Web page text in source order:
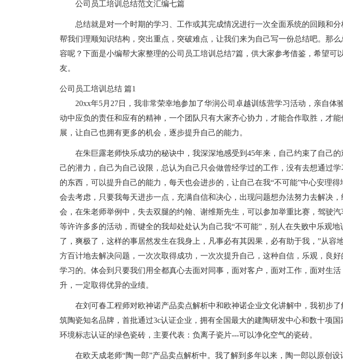
公司员工培训总结范文汇编七篇
总结就是对一个时期的学习、工作或其完成情况进行一次全面系统的回顾和
帮我们理顺知识结构，突出重点，突破难点，让我们来为自己写一份总结吧。那
容呢？下面是小编帮大家整理的公司员工培训总结7篇，供大家参考借鉴，希望可
友。
公司员工培训总结 篇1
20xx年5月27日，我非常荣幸地参加了华润公司卓越训练营学习活动，亲自体
动中应负的责任和应有的精神，一个团队只有大家齐心协力，才能合作取胜，才
展，让自己也拥有更多的机会，逐步提升自己的能力。
在朱巨露老师快乐成功的秘诀中，我深深地感受到45年来，自己约束了自己
己的潜力，自己为自己设限，总认为自己只会做曾经学过的工作，没有去想通过
的东西，可以提升自己的能力，每天也会进步的，让自己在我“不可能”中心安理
会去考虑，只要我每天进步一点，充满自信和决心，出现问题想办法努力去解决
会，在朱老师举例中，失去双腿的约翰、谢维斯先生，可以参加举重比赛，驾驶
等许许多多的活动，而键全的我却处处认为自己我“不可能”，别人在失败中乐观地
了，爽极了，这样的事居然发生在我身上，凡事必有其因果，必有助于我，”从容
方百计地去解决问题，一次次取得成功，一次次提升自己，这种自信，乐观，良
学习的。体会到只要我们用全都真心去面对同事，面对客户，面对工作，面对生
升，一定取得优异的业绩。
在刘可春工程师对欧神诺产品卖点解析中和欧神诺企业文化讲解中，我初步
筑陶瓷知名品牌，首批通过3c认证企业，拥有全国最大的建陶研发中心和数十项国
环境标志认证的绿色瓷砖，主要代表：负离子瓷片---可以净化空气的瓷砖。
在欧天成老师“陶一郎”产品卖点解析中。我了解到多年以来，陶一郎以原创设